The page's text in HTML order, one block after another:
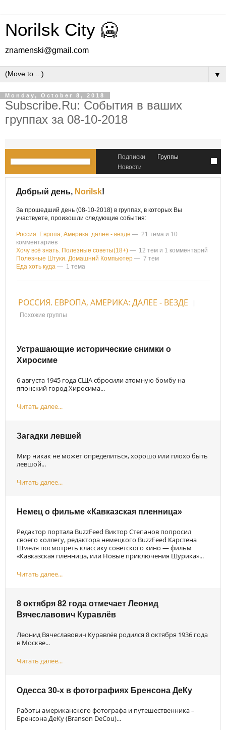
Norilsk City 🥶
znamenski@gmail.com
▼
Monday, October 8, 2018
Subscribe.Ru: События в ваших
группах за 08-10-2018
Подписки
Группы
Новости
Добрый день, Norilsk!
За прошедший день (08-10-2018) в группах, в которых Вы
участвуете, произошли следующие события:
Россия. Европа, Америка: далее - везде — 21 тема и 10
комментариев
Хочу всё знать. Полезные советы(18+) — 12 тем и 1 комментарий
Полезные Штуки. Домашний Компьютер — 7 тем
Еда хоть куда — 1 тема
РОССИЯ. ЕВРОПА, АМЕРИКА: ДАЛЕЕ - ВЕЗДЕ
|
Похожие группы
Устрашающие исторические снимки о
Хиросиме
6 августа 1945 года США сбросили атомную бомбу на
японский город Хиросима...
Читать далее...
Загадки левшей
Мир никак не может определиться, хорошо или плохо быть
левшой...
Читать далее...
Немец о фильме «Кавказская пленница»
Редактор портала BuzzFeed Виктор Степанов попросил
своего коллегу, редактора немецкого BuzzFeed Карстена
Шмеля посмотреть классику советского кино — фильм
«Кавказская пленница, или Новые приключения Шурика»...
Читать далее...
8 октября 82 года отмечает Леонид
Вячеславович Куравлёв
Леонид Вячеславович Куравлёв родился 8 октября 1936 года
в Москве...
Читать далее...
Одесса 30-х в фотографиях Бренсона ДеКу
Работы американского фотографа и путешественника –
Бренсона ДеКу (Branson DeCou)...